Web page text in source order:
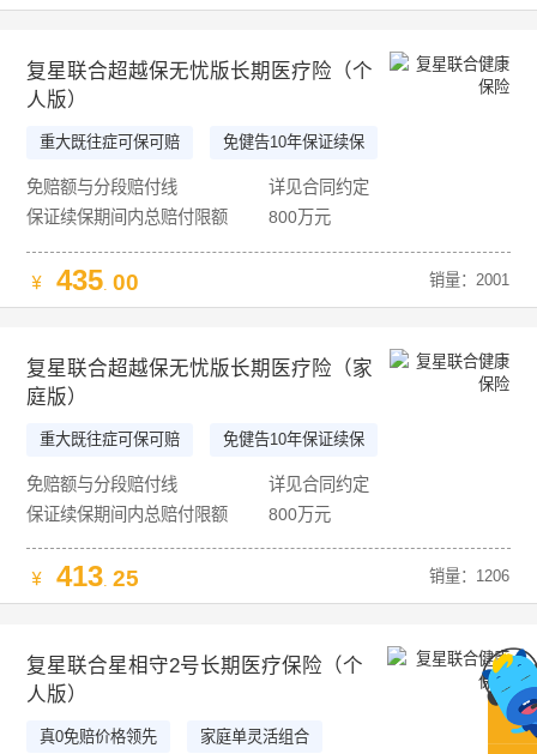
复星联合超越保无忧版长期医疗险（个
人版）
重大既往症可保可赔
免健告10年保证续保
可享家庭单优惠
免赔额与分段赔付线
详见合同约定
保证续保期间内总赔付限额
800万元
435. 00 销量：2001
复星联合超越保无忧版长期医疗险（家
庭版）
重大既往症可保可赔
免健告10年保证续保
可享家庭单优惠
免赔额与分段赔付线
详见合同约定
保证续保期间内总赔付限额
800万元
413. 25 销量：1206
复星联合星相守2号长期医疗保险（个
人版）
真0免赔价格领先
家庭单灵活组合